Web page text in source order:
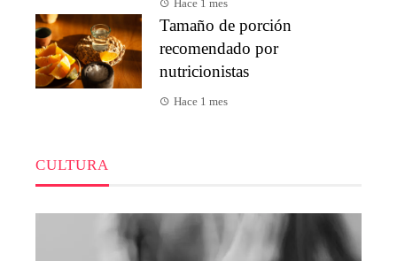
Hace 1 mes
Tamaño de porción
recomendado por
nutricionistas
Hace 1 mes
CULTURA